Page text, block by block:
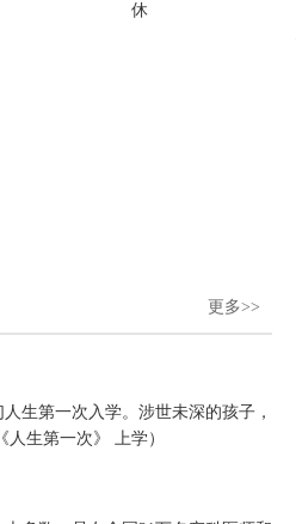
休
更多>>
生第一次入学。涉世未深的孩子，
生第一次》 上学）